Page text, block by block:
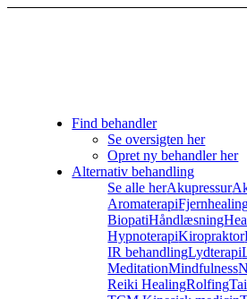
Find behandler
Se oversigten her
Opret ny behandler her
Alternativ behandling
Se alle herAkupressur
Aromaterapi
BiopatiHåndlæsning
HypnoterapiKiropraktor
IR behandlingLydterapi
MeditationMindfulness
Reiki HealingRolfing